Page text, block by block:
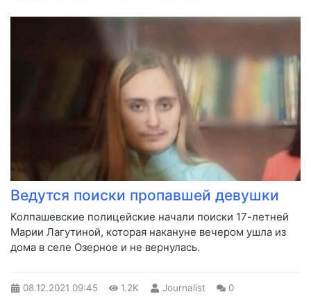
Ведутся поиски пропавшей девушки
​Колпашевские полицейские начали поиски 17-летней
Марии Лагутиной, которая накануне вечером ушла из
дома в селе Озерное и не вернулась.
08.12.2021 09:45 1.2K Journalist 0